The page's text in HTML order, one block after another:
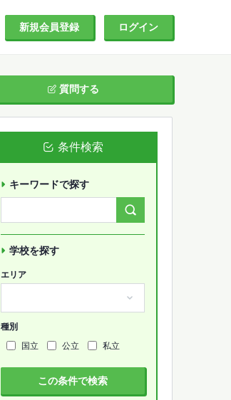
新規会員登録 ログイン
質問する
条件検索
キーワードで探す
学校を探す
エリア
種別
国立
公立 私立
この条件で検索